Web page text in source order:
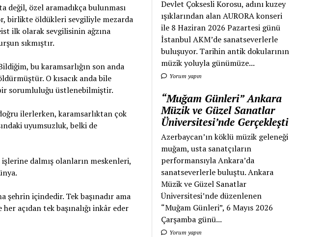
değil, özel aramadıkça bulunması
birlikte öldükleri sevgiliyle mezarda
ilk olarak sevgilisinin ağzına
sıkmıştır.
bu karamsarlığın son anda
O kısacık anda bile
sorumluluğu üstlenebilmiştir.
ilerlerken, karamsarlıktan çok
uyumsuzluk, belki de
dalmış olanların meskenleri,
şehrin içindedir. Tek başınadır ama
açıdan tek başınalığı inkâr eder
Devlet Çoksesli Korosu, adını kuzey
ışıklarından alan AURORA konseri
ile 8 Haziran 2026 Pazartesi günü
İstanbul AKM’de sanatseverlerle
buluşuyor. Tarihin antik dokularının
müzik yoluyla günümüze...
Yorum yapın
“Muğam Günleri” Ankara
Müzik ve Güzel Sanatlar
Üniversitesi’nde Gerçekleşti
Azerbaycan’ın köklü müzik geleneği
muğam, usta sanatçıların
performansıyla Ankara’da
sanatseverlerle buluştu. Ankara
Müzik ve Güzel Sanatlar
Üniversitesi’nde düzenlenen
“Muğam Günleri”, 6 Mayıs 2026
Çarşamba günü...
Yorum yapın